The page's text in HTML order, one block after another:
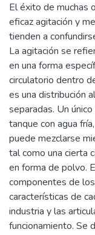
El éxito de muchas
eficaz agitación y
tienden a
La agitación se
en una forma
circulatorio dentro
es una distribución
separadas. Un
tanque con agua
puede mezclarse
tal como una cierta
en forma de polvo.
componentes de
características de
industria y las
funcionamiento. Se